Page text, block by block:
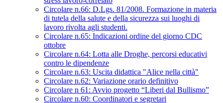
Circolare n.66: D.Lgs. 81/2008. Formazione in materia
di tutela della salute e della sicurezza sui luoghi di
lavoro rivolta agli studenti.
Circolare n.65: Indicazioni ordine del giorno CDC
ottobre
Circolare n.64: Lotta alle Droghe, percorsi educativi
contro le dipendenze
Circolare n.63: Uscita didattica "Alice nella città"
Circolare n.62: Variazione orario definitivo
Circolare n 61: Avvio progetto “Liberi dal Bullismo”
Circolare n.60: Coordinatori e segretari